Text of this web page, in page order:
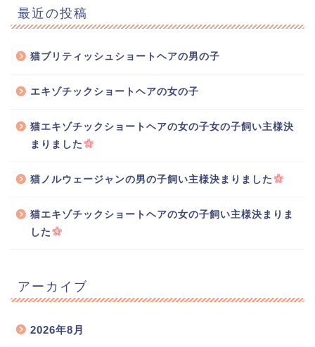
最近の投稿
猫ブリティッシュショートヘアの男の子
エキゾチックショートヘアの女の子
猫エキゾチックショートヘアの女の子女の子飼い主様決
まりました
猫ノルウェージャンの男の子飼い主様決まりました
猫エキゾチックショートヘアの女の子飼い主様決まりま
した
アーカイブ
2026年8月